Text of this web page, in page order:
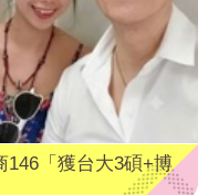
146「獲台大3碩+博